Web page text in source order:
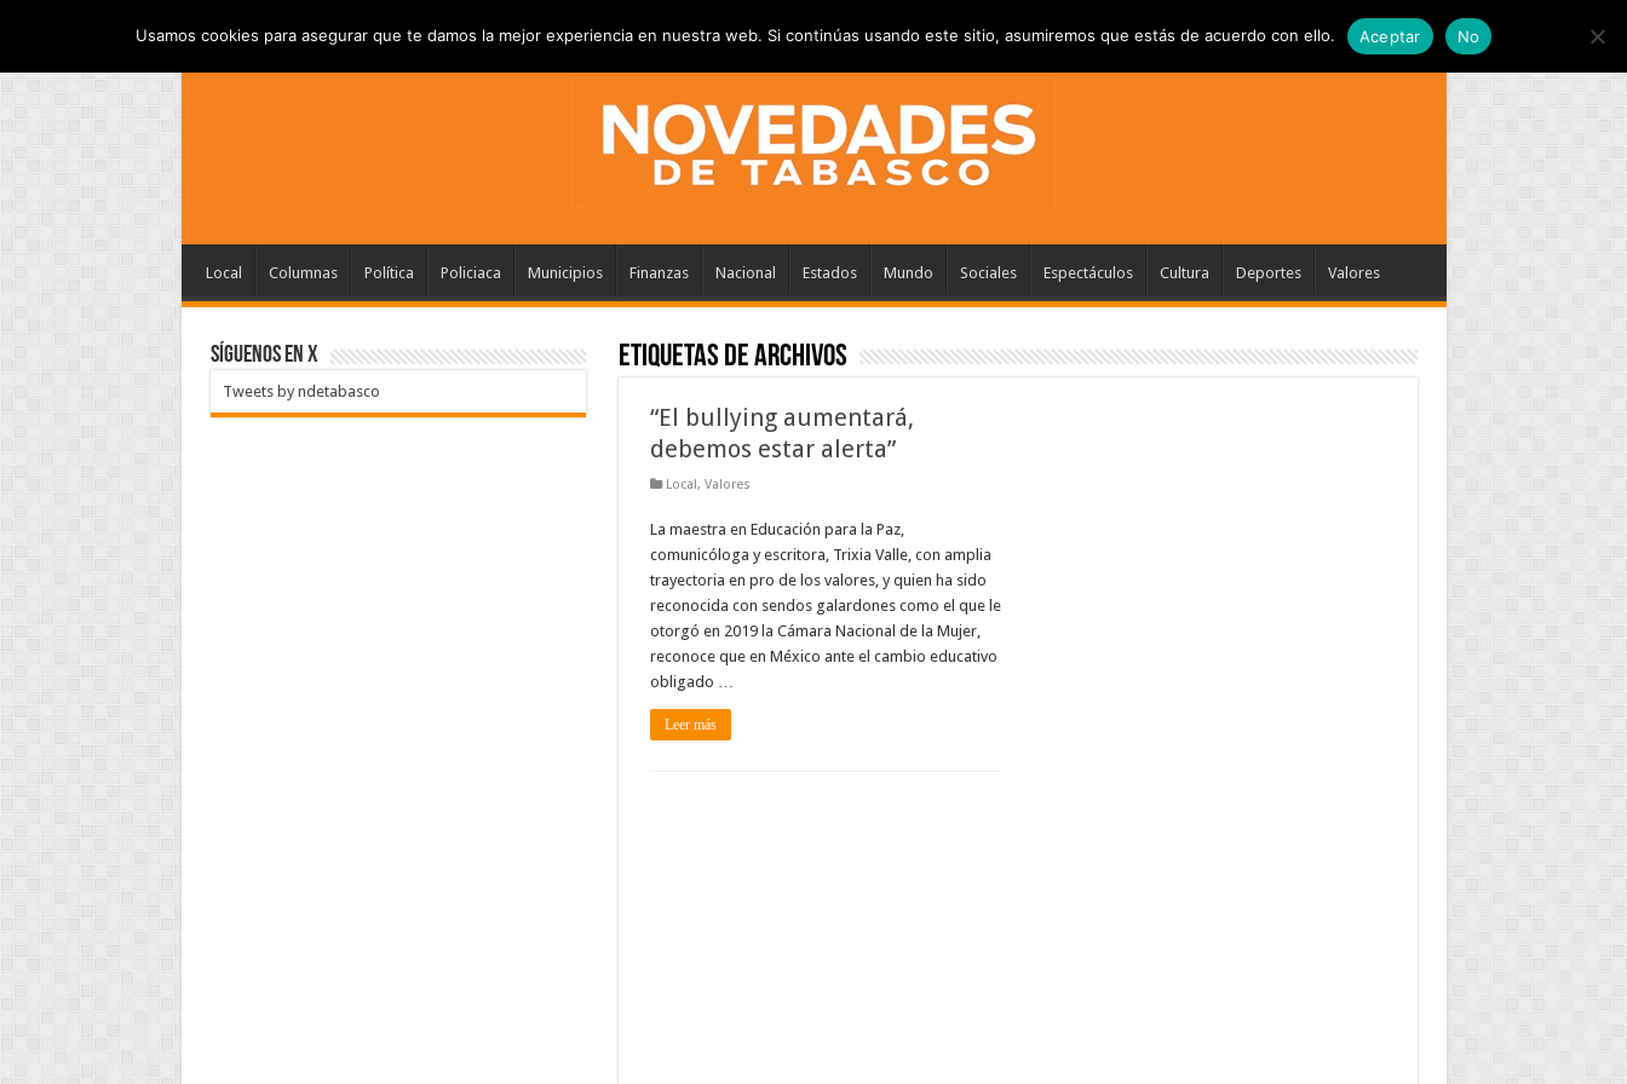
Local Columnas Política Policiaca Municipios Finanzas Nacional Estados Mundo Sociales Espectáculos Cultura Deportes Valores
Etiquetas de Archivos
“El bullying aumentará,
debemos estar alerta”
Local, Valores
La maestra en Educación para la Paz,
comunicóloga y escritora, Trixia Valle, con amplia
trayectoria en pro de los valores, y quien ha sido
reconocida con sendos galardones como el que le
otorgó en 2019 la Cámara Nacional de la Mujer,
reconoce que en México ante el cambio educativo
obligado …
Leer más
SÍGUENOS EN X
Tweets by ndetabasco
Usamos cookies para asegurar que te damos la mejor experiencia en nuestra web. Si continúas usando este sitio, asumiremos que estás de acuerdo con ello. Aceptar No